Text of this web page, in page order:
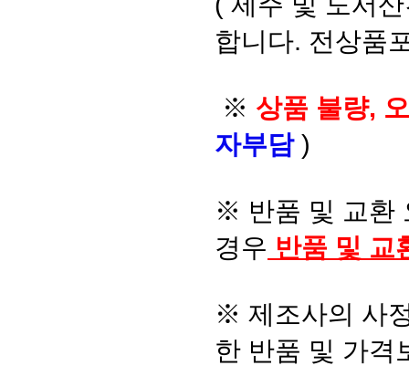
합니다. 전상품
※ 상품 불량,
자부담 )
※ 반품 및 교환
경우 반품 및 교
※ 제조사의 사
한 반품 및 가격